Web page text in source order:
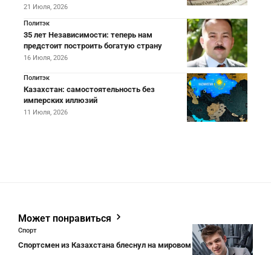
21 Июля, 2026
Политэк
35 лет Независимости: теперь нам
предстоит построить богатую страну
16 Июля, 2026
Политэк
Казахстан: самостоятельность без
имперских иллюзий
11 Июля, 2026
Может понравиться
Спорт
Спортсмен из Казахстана блеснул на мировом турнире